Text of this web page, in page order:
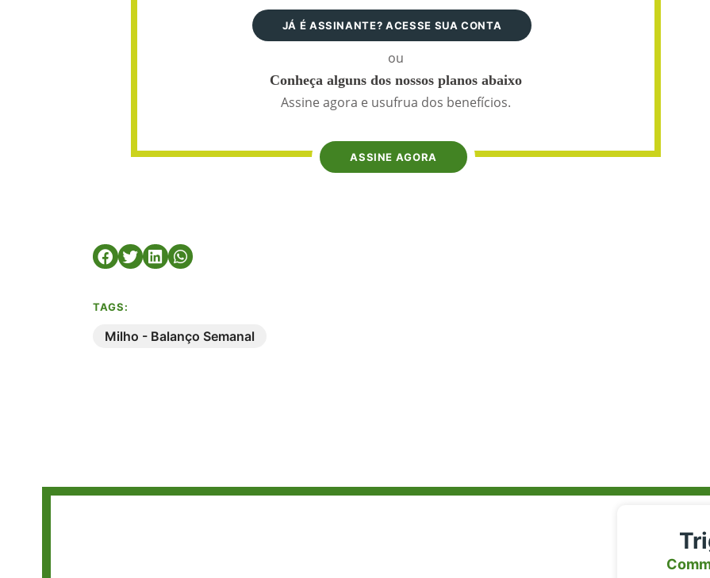
JÁ É ASSINANTE? ACESSE SUA CONTA
ou
Conheça alguns dos nossos planos abaixo
Assine agora e usufrua dos benefícios.
ASSINE AGORA
TAGS:
Milho - Balanço Semanal